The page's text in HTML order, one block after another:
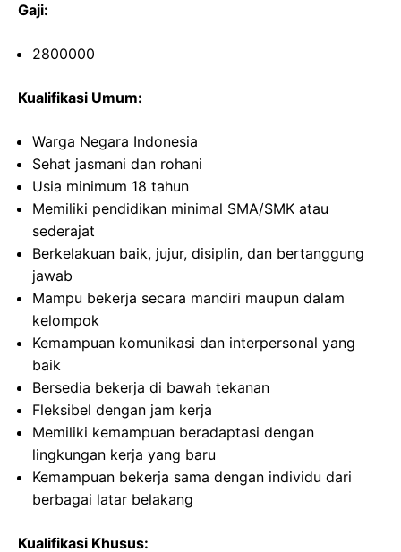
Gaji:
2800000
Kualifikasi Umum:
Warga Negara Indonesia
Sehat jasmani dan rohani
Usia minimum 18 tahun
Memiliki pendidikan minimal SMA/SMK atau
sederajat
Berkelakuan baik, jujur, disiplin, dan bertanggung
jawab
Mampu bekerja secara mandiri maupun dalam
kelompok
Kemampuan komunikasi dan interpersonal yang
baik
Bersedia bekerja di bawah tekanan
Fleksibel dengan jam kerja
Memiliki kemampuan beradaptasi dengan
lingkungan kerja yang baru
Kemampuan bekerja sama dengan individu dari
berbagai latar belakang
Kualifikasi Khusus: